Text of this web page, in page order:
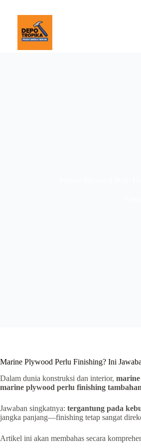
Marine Plywood Perlu Finishing? Ini
Dalam dunia konstruksi dan interior,
marine plywood perlu finishing
Jawaban singkatnya: tergantung pada
jangka panjang—finishing tetap sangat
Artikel ini akan membahas secara